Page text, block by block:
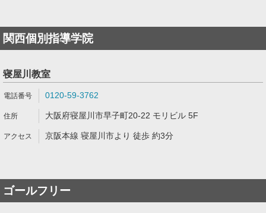
関西個別指導学院
寝屋川教室
0120-59-3762
大阪府寝屋川市早子町20-22 モリビル 5F
京阪本線 寝屋川市より 徒歩 約3分
ゴールフリー